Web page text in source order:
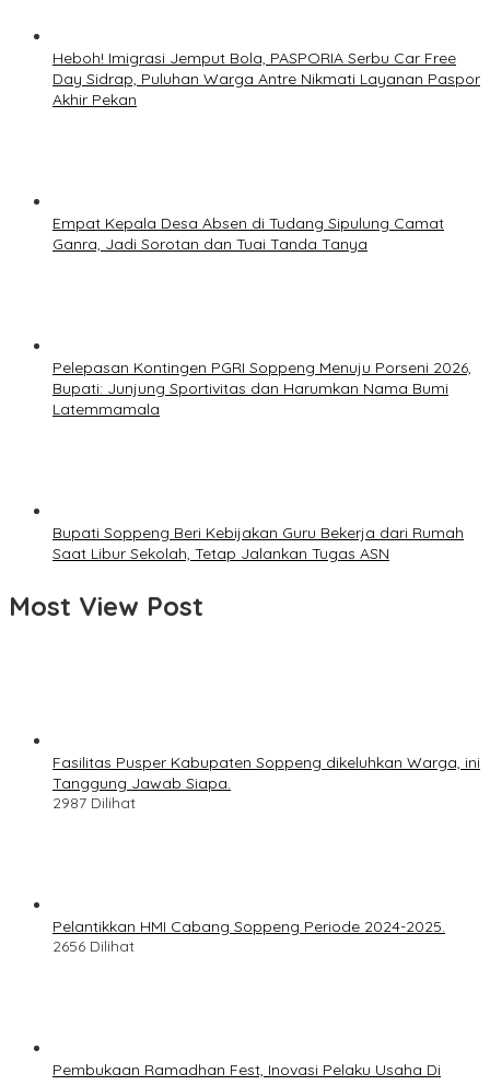
Heboh! Imigrasi Jemput Bola, PASPORIA Serbu Car Free
Day Sidrap, Puluhan Warga Antre Nikmati Layanan Paspor
Akhir Pekan
Empat Kepala Desa Absen di Tudang Sipulung Camat
Ganra, Jadi Sorotan dan Tuai Tanda Tanya
Pelepasan Kontingen PGRI Soppeng Menuju Porseni 2026,
Bupati: Junjung Sportivitas dan Harumkan Nama Bumi
Latemmamala
Bupati Soppeng Beri Kebijakan Guru Bekerja dari Rumah
Saat Libur Sekolah, Tetap Jalankan Tugas ASN
Most View Post
Fasilitas Pusper Kabupaten Soppeng dikeluhkan Warga, ini
Tanggung Jawab Siapa.
2987 Dilihat
Pelantikkan HMI Cabang Soppeng Periode 2024-2025.
2656 Dilihat
Pembukaan Ramadhan Fest, Inovasi Pelaku Usaha Di